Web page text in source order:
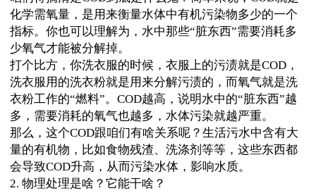
化学需氧量，是用来衡量水体中有机污染物多少的一个
指标。你也可以理解为，水中那些“脏东西”需要消耗多
少氧气才能被分解掉。
打个比方，你洗衣服的时候，衣服上的污渍就是COD，
洗衣服用的洗衣粉就是用来分解污渍的，而氧气就是洗
衣粉工作的“燃料”。COD越高，说明水中的“脏东西”越
多，需要消耗的氧气也越多，水体污染就越严重。
那么，这个COD跟咱们有啥关系呢？生活污水中含有大
量的有机物，比如食物残渣、洗涤剂等等，这些东西都
会导致COD升高，从而污染水体，影响水质。
2. 物理处理是啥？它能干啥？